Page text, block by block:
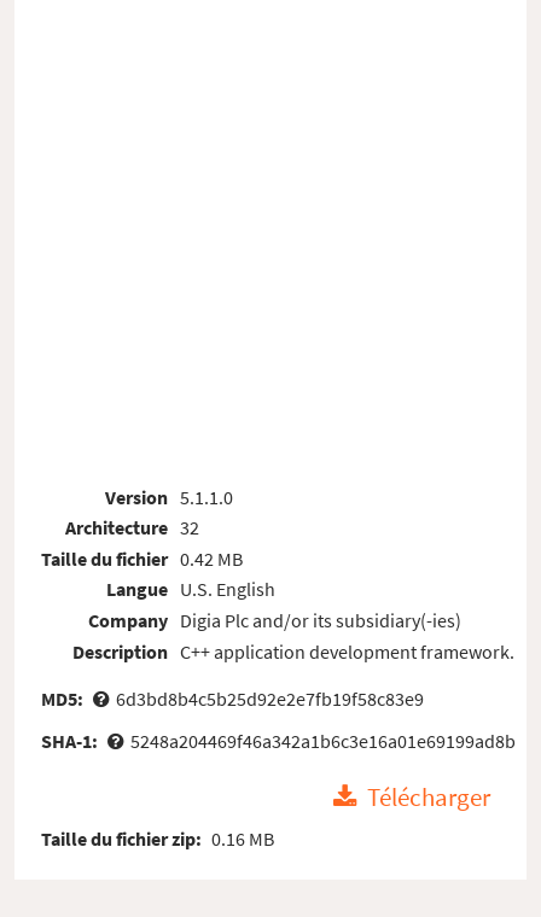
Version
Architecture
Taille du fichier
Langue
Company
Description
5.1.1.0
32
0.42 MB
U.S. English
Digia Plc and/or its subsidiary(-ies)
C++ application development framework.
MD5:
6d3bd8b4c5b25d92e2e7fb19f58c83e9
SHA-1:
5248a204469f46a342a1b6c3e16a01e69199ad8b
Télécharger
Taille du fichier zip: 0.16 MB